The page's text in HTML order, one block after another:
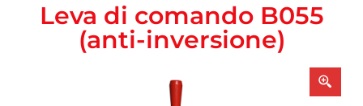
Leva di comando B055
(anti-inversione)